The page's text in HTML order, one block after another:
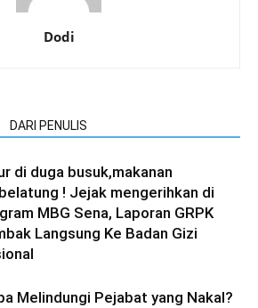
Dodi
DARI PENULIS
di duga busuk,makanan
! Jejak mengerihkan di
MBG Sena, Laporan GRPK
Langsung Ke Badan Gizi
Melindungi Pejabat yang Nakal?